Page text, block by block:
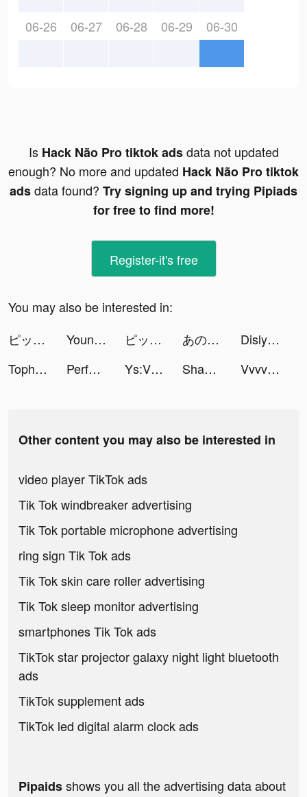
06-26 06-27 06-28 06-29 06-30
Is Hack Não Pro tiktok adsdata not updated
enough? No more and updated Hack Não Pro tiktok
adsdata found? Try signing up and trying Pipiads
for free to find more!
Register-it's free
You may also be interested in:
ピッコマ tiktok ads
Young Live Charging Wallpaper tiktok ads ピッコマ tiktok ads あの(本物) tiktok ads
Dislyte tiktok ads
Tophatter: Closeout Deals tiktok ads
Perfect Coffee 3D tiktok ads Ys:VI Mobile ID Official tiktok ads Shaadi.com: Matrimony App tiktok ads Vvvvvv_L tiktok ads
Other content you may also be interested in
video player TikTok ads
Tik Tok windbreaker advertising
Tik Tok portable microphone advertising
ring sign Tik Tok ads
Tik Tok skin care roller advertising
Tik Tok sleep monitor advertising
smartphones Tik Tok ads
TikTok star projector galaxy night light bluetooth
ads
TikTok supplement ads
TikTok led digital alarm clock ads
Pipaidsshows you all the advertising data about